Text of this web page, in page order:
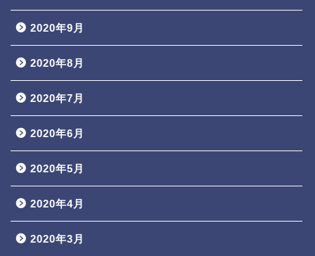
2020年9月
2020年8月
2020年7月
2020年6月
2020年5月
2020年4月
2020年3月